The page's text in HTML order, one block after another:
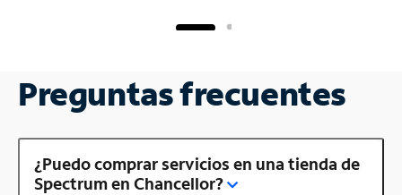
Preguntas frecuentes
¿Puedo comprar servicios en una tienda de
Spectrum en Chancellor?